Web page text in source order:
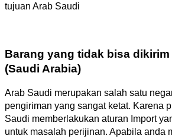
tujuan Arab Saudi
Barang yang tidak bisa dikirim
(Saudi Arabia)
Arab Saudi merupakan salah satu
pengiriman yang sangat ketat. Karena
Saudi memberlakukan aturan Import
untuk masalah perijinan. Apabila anda